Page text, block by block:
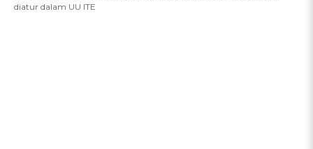
diatur dalam UU ITE